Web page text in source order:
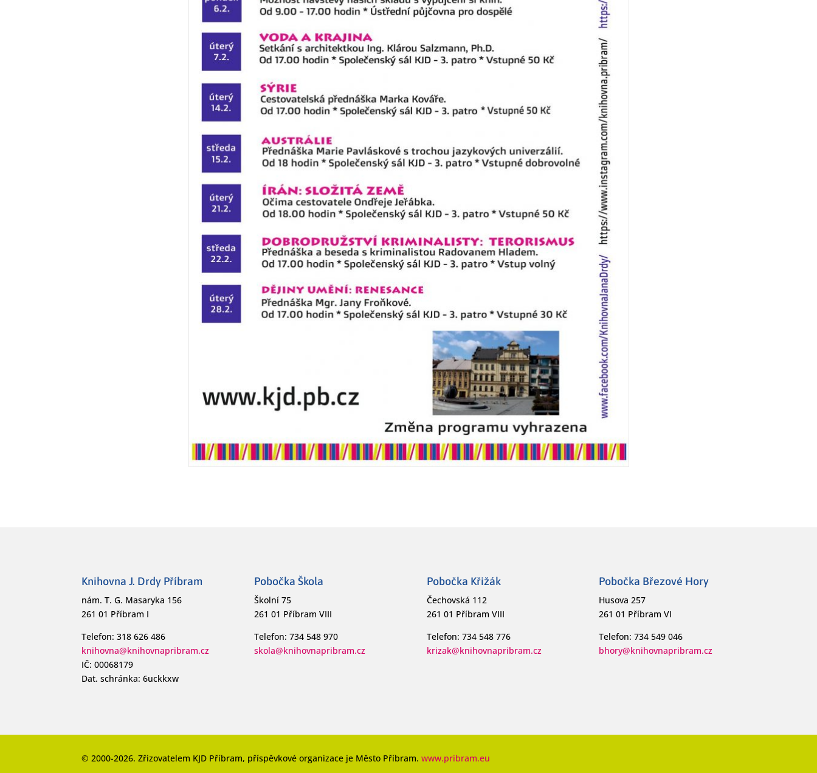
Knihovna J. Drdy Příbram
nám. T. G. Masaryka 156
261 01 Příbram I
Telefon: 318 626 486
knihovna@knihovnapribram.cz
IČ: 00068179
Dat. schránka: 6uckkxw
Pobočka Škola
Školní 75
261 01 Příbram VIII
Telefon: 734 548 970
skola@knihovnapribram.cz
Pobočka Křižák
Čechovská 112
261 01 Příbram VIII
Telefon: 734 548 776
krizak@knihovnapribram.cz
Pobočka Březové Hory
Husova 257
261 01 Příbram VI
Telefon: 734 549 046
bhory@knihovnapribram.cz
© 2000-2026. Zřizovatelem KJD Příbram, příspěvkové organizace je Město Příbram.www.pribram.eu